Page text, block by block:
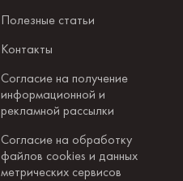
Полезные статьи
Контакты
Согласие на получение
информационной и
рекламной рассылки
Согласие на обработку
файлов cookies и данных
метрических сервисов